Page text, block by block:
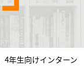
4年生向けインターン